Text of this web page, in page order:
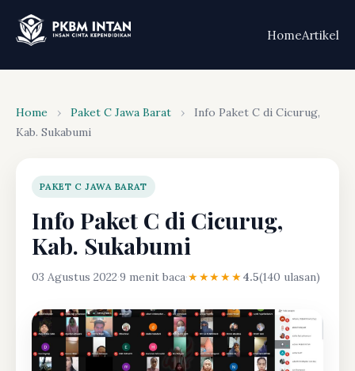
HomeArtikel
Home › Paket C Jawa Barat ›
Info Paket C di Cicurug,
Kab. Sukabumi
PAKET C JAWA BARAT
Info Paket C di Cicurug,
Kab. Sukabumi
03 Agustus 2022·9 menit baca·★★★★★4.5(140 ulasan)